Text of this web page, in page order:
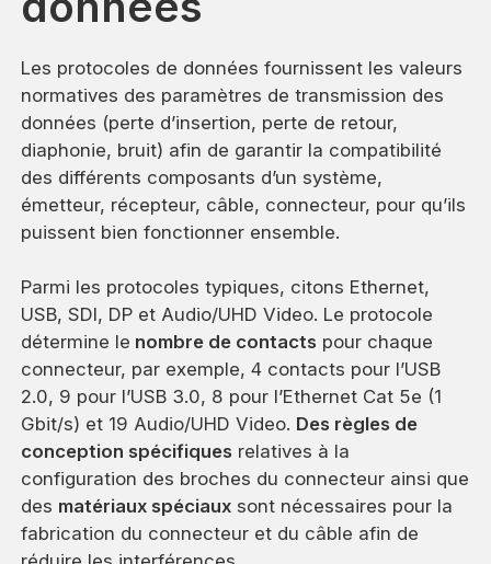
Les protocoles de données fournissent les valeurs
normatives des paramètres de transmission des
données (perte d’insertion, perte de retour,
diaphonie, bruit) afin de garantir la compatibilité
des différents composants d’un système,
émetteur, récepteur, câble, connecteur, pour qu’ils
puissent bien fonctionner ensemble.
Parmi les protocoles typiques, citons Ethernet,
USB, SDI, DP et Audio/UHD Video. Le protocole
détermine le nombre de contacts pour chaque
connecteur, par exemple, 4 contacts pour l’USB
2.0, 9 pour l’USB 3.0, 8 pour l’Ethernet Cat 5e (1
Gbit/s) et 19 Audio/UHD Video. Des règles de
conception spécifiques relatives à la
configuration des broches du connecteur ainsi que
des matériaux spéciaux sont nécessaires pour la
fabrication du connecteur et du câble afin de